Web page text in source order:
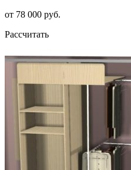
от 78 000 руб.
Рассчитать